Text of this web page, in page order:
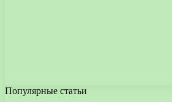
Популярные статьи